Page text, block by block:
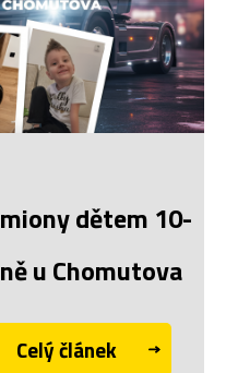
dětem 10-
u Chomutova
Celý článek